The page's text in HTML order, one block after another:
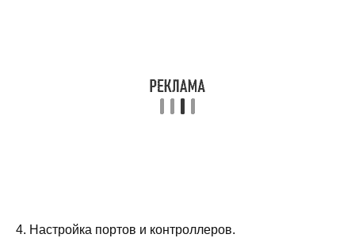
4. Настройка портов и контроллеров.